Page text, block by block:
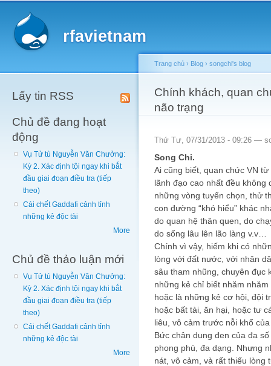
rfavietnam
Lấy tin RSS
Chủ đề đang hoạt
động
Vụ Tử tù Nguyễn Văn Chưởng:
Kỳ 2. Xác định tội ngay khi bắt
đầu giai đoạn điều tra (tiếp
theo)
Cái chết Gaddafi cảnh tỉnh
những kẻ độc tài
More
Chủ đề thảo luận mới
Vụ Tử tù Nguyễn Văn Chưởng:
Kỳ 2. Xác định tội ngay khi bắt
đầu giai đoạn điều tra (tiếp
theo)
Cái chết Gaddafi cảnh tỉnh
những kẻ độc tài
More
You are here
Trang chủ › Blog › songchi's blog
Chính khách, quan
não trạng
Thứ Tư, 07/31/2013 - 09:26 —
Song Chi.
Ai cũng biết, quan chức VN
lãnh đạo cao nhất đều
những vòng tuyển chọn, thử
con đường “khó hiểu” khác
do quan hệ thân quen, do
do sống lâu lên lão làng v.v…
Chính vì vậy, hiếm khi có
lòng với đất nước, với nhân
sâu tham nhũng, chuyên đục
những kẻ chỉ biết nhăm
hoặc là những kẻ cơ hội, đội
hoặc bất tài, ăn hại, hoặc tư
liêu, vô cảm trước nỗi khổ
Bức chân dung đen của đa
phong phú, đa dạng. Nhưng
nát, vô cảm, và rất thiếu lòng